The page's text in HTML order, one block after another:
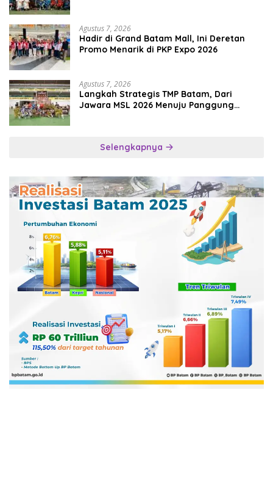
Agustus 7, 2026
Hadir di Grand Batam Mall, Ini Deretan
Promo Menarik di PKP Expo 2026
Agustus 7, 2026
Langkah Strategis TMP Batam, Dari
Jawara MSL 2026 Menuju Panggung
Selengkapnya